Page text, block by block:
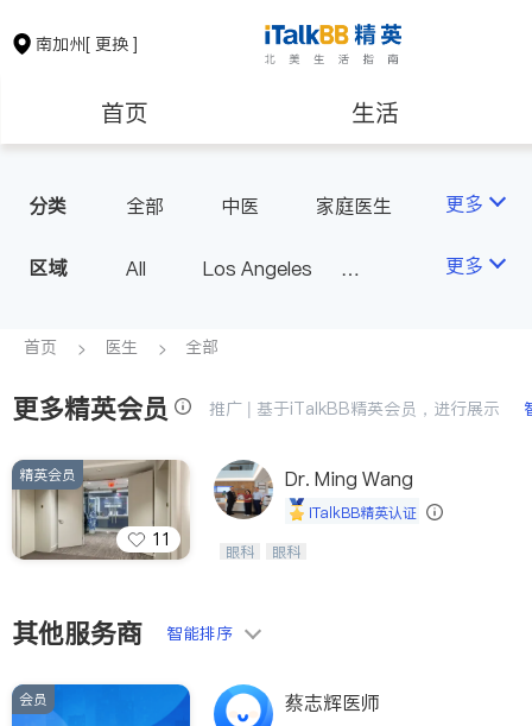
南加州[ 更换 ]
首页 生活
保险理财
银行贷款
建筑装修 教育
养老 非盈利组织
分类 全部 中医
家庭医生
眼科
妇科
儿科
心脏科
肠胃肝脏科
外科
泌尿科
风湿病
不孕不育
脊椎神经科
呼吸科
医生-其它
更多
区域 All
Los Angeles
Alhambra & San Gabriel
Diamond Bar & Covina
Rowland Heights & Hacienda H
eights
Los Angeles County - Other Ci
ties
Inyo & San Bernardino
Santa Barbara & Monterey
更多
首页 医生 全部
更多精英会员 推广 | 基于iTalkBB精英会员，进行展示
11
精英会员 Dr. Ming Wang
iTalkBB精英认证
Wang Vision Institute has more tha
眼科 眼科
其他服务商 智能排序
会员 蔡志辉医师